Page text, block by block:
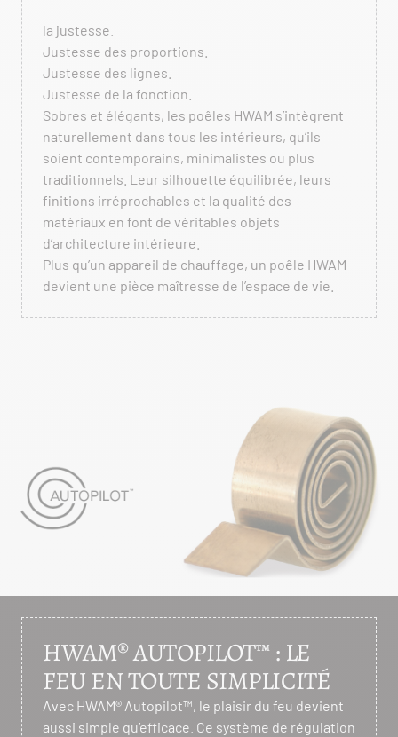
la justesse.
Justesse des proportions.
Justesse des lignes.
Justesse de la fonction.
Sobres et élégants, les poêles HWAM s’intègrent
naturellement dans tous les intérieurs, qu’ils
soient contemporains, minimalistes ou plus
traditionnels. Leur silhouette équilibrée, leurs
finitions irréprochables et la qualité des
matériaux en font de véritables objets
d’architecture intérieure.
Plus qu’un appareil de chauffage, un poêle HWAM
devient une pièce maîtresse de l’espace de vie.
HWAM® AUTOPILOT™ : LE
FEU EN TOUTE SIMPLICITÉ
Avec HWAM® Autopilot™, le plaisir du feu devient
aussi simple qu’efficace. Ce système de régulation